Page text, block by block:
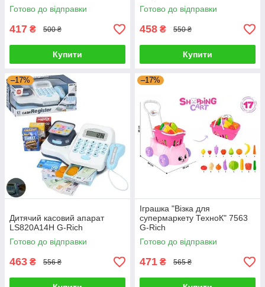
Готово до відправки
417 ₴ 500 ₴
Купити
Готово до відправки
458 ₴ 550 ₴
Купити
–17%
Дитячий касовий апарат
LS820A14H G-Rich
Готово до відправки
463 ₴ 556 ₴
–17%
Іграшка "Візка для
супермаркету ТехноК" 7563
G-Rich
Готово до відправки
471 ₴ 565 ₴